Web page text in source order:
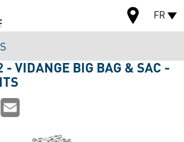
Menu
CARTE
FR
- VIDANGE BIG BAG & SAC -
Twitter